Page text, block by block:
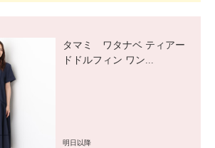
タマミ ワタナベ ティアー
ドドルフィン ワン...
明日以降